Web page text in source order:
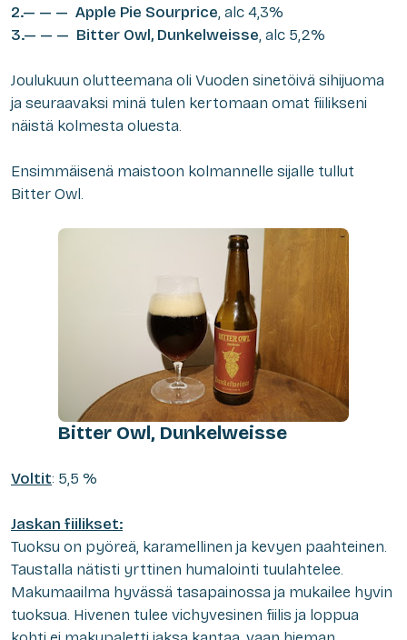
2.— — — Apple Pie Sourprice, alc 4,3%
3.— — — Bitter Owl, Dunkelweisse, alc 5,2%
Joulukuun olutteemana oli Vuoden sinetöivä sihijuoma
ja seuraavaksi minä tulen kertomaan omat fiilikseni
näistä kolmesta oluesta.
Ensimmäisenä maistoon kolmannelle sijalle tullut
Bitter Owl.
Bitter Owl, Dunkelweisse
Voltit: 5,5 %
Jaskan fiilikset:
Tuoksu on pyöreä, karamellinen ja kevyen paahteinen.
Taustalla nätisti yrttinen humalointi tuulahtelee.
Makumaailma hyvässä tasapainossa ja mukailee hyvin
tuoksua. Hivenen tulee vichyvesinen fiilis ja loppua